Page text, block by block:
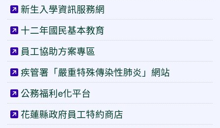
新生入學資訊服務網
十二年國民基本教育
員工協助方案專區
疾管署「嚴重特殊傳染性肺炎」網站
公務福利e化平台
花蓮縣政府員工特約商店